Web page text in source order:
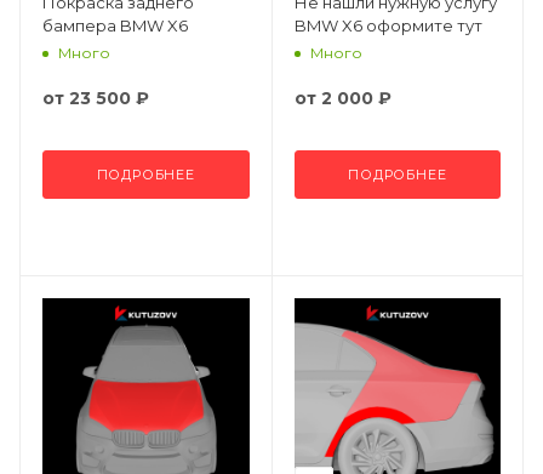
бампера BMW X6
Много
от 23 500 ₽
ПОДРОБНЕЕ
BMW X6 оформите тут
Много
от 2 000 ₽
ПОДРОБНЕЕ